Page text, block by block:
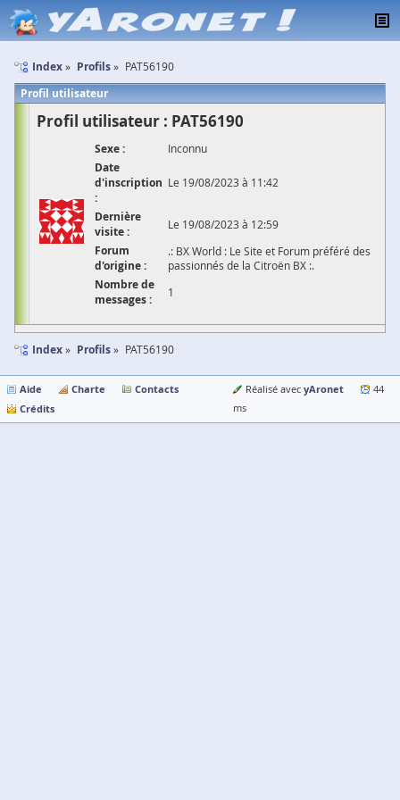
Index Profils PAT56190
Profil utilisateur
Profil utilisateur : PAT56190
Sexe : Inconnu
Date
d'inscription
:
Le 19/08/2023 à 11:42
Dernière
visite :
Le 19/08/2023 à 12:59
Forum
d'origine :
.: BX World : Le Site et Forum préféré des
passionnés de la Citroën BX :.
Nombre de
messages :
1
Index Profils PAT56190
Aide Charte
Contacts
Crédits
Réalisé avec yAronet
44
ms